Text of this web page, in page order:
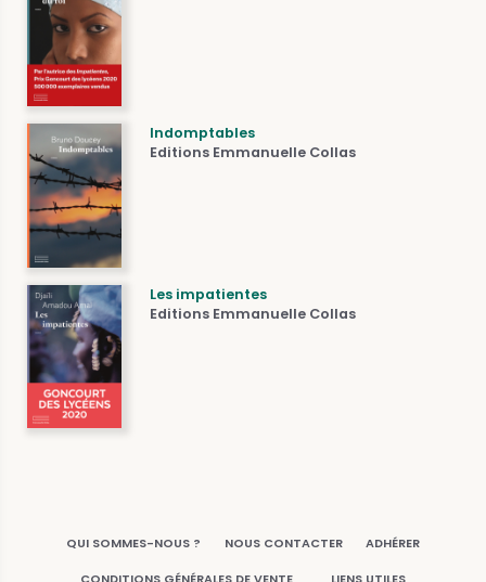
Indomptables
Editions Emmanuelle Collas
Les impatientes
Editions Emmanuelle Collas
QUI SOMMES-NOUS ? NOUS CONTACTER ADHÉRER